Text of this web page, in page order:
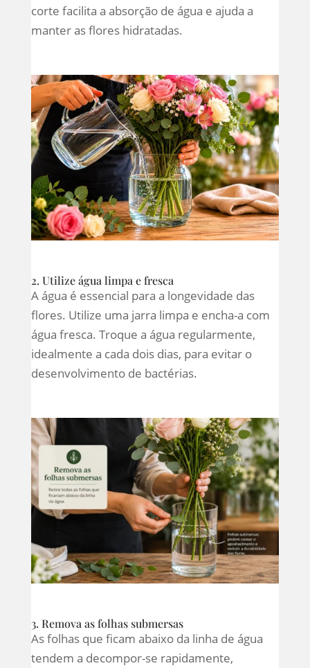
corte facilita a absorção de água e ajuda a
manter as flores hidratadas.
2. Utilize água limpa e fresca
A água é essencial para a longevidade das
flores. Utilize uma jarra limpa e encha-a com
água fresca. Troque a água regularmente,
idealmente a cada dois dias, para evitar o
desenvolvimento de bactérias.
3. Remova as folhas submersas
As folhas que ficam abaixo da linha de água
tendem a decompor-se rapidamente,